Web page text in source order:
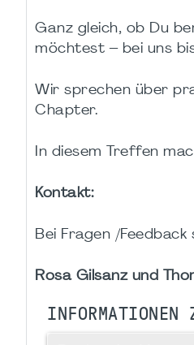
Ganz gleich, ob Du
möchtest – bei uns
Wir sprechen über
Chapter.
In diesem Treffen
Kontakt:
Bei Fragen /
Rosa Gilsanz und
INFORMATIONEN